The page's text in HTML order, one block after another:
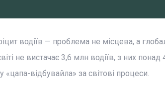
водіїв — проблема не місцева, а
не вистачає 3,6 млн водіїв, з них
«цапа-відбувайла» за світові процеси.